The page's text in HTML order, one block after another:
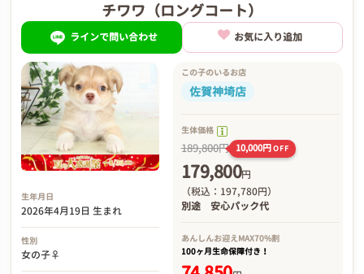
チワワ（ロングコート）
ラインで問い合わせ お気に入り追加
生年月日
2026年4月19日 生まれ
性別
女の子♀
この子のいるお店
佐賀神埼店
生体価格
189,800円 10,000円OFF
179,800円
（税込：197,780円）
別途 安心パック代
あんしんお迎え MAX70%割
100ヶ月生命保障付き！